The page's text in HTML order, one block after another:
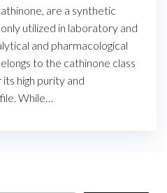
are a synthetic
utilized in laboratory and
and pharmacological
to the cathinone class
high purity and
While…